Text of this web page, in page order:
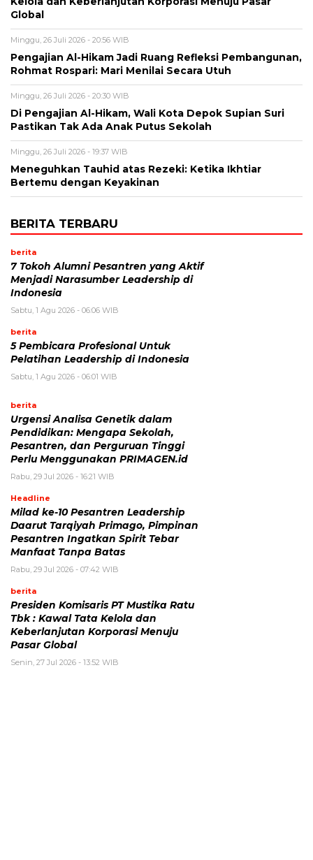
Global
Minggu, 26 Juli 2026 - 20:56 WIB
Pengajian Al-Hikam Jadi Ruang Refleksi Pembangunan,
Rohmat Rospari: Mari Menilai Secara Utuh
Minggu, 26 Juli 2026 - 20:30 WIB
Di Pengajian Al-Hikam, Wali Kota Depok Supian Suri
Pastikan Tak Ada Anak Putus Sekolah
Minggu, 26 Juli 2026 - 19:37 WIB
Meneguhkan Tauhid atas Rezeki: Ketika Ikhtiar
Bertemu dengan Keyakinan
BERITA TERBARU
berita
7 Tokoh Alumni Pesantren yang Aktif
Menjadi Narasumber Leadership di
Indonesia
Sabtu, 1 Agu 2026 - 06:06 WIB
berita
5 Pembicara Profesional Untuk
Pelatihan Leadership di Indonesia
Sabtu, 1 Agu 2026 - 06:01 WIB
berita
Urgensi Analisa Genetik dalam
Pendidikan: Mengapa Sekolah,
Pesantren, dan Perguruan Tinggi
Perlu Menggunakan PRIMAGEN.id
Rabu, 29 Jul 2026 - 16:21 WIB
Headline
Milad ke-10 Pesantren Leadership
Daarut Tarqiyah Primago, Pimpinan
Pesantren Ingatkan Spirit Tebar
Manfaat Tanpa Batas
Rabu, 29 Jul 2026 - 07:42 WIB
berita
Presiden Komisaris PT Mustika Ratu
Tbk : Kawal Tata Kelola dan
Keberlanjutan Korporasi Menuju
Pasar Global
Senin, 27 Jul 2026 - 13:52 WIB